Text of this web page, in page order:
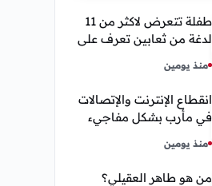
طفلة تتعرض لاكثر من 11
لدغة من ثعابين تعرف على
العريقي
منذ يومين
انقطاع الإنترنت والإتصالات
في مأرب بشكل مفاجيء
منذ يومين
من هو طاهر العقيلي؟